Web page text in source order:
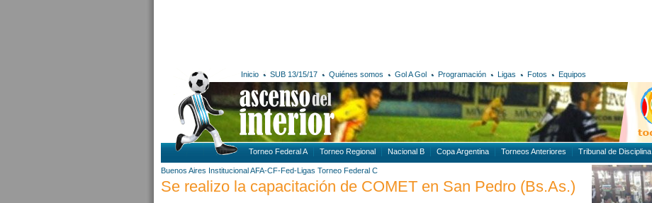
Inicio SUB 13/15/17 Quiénes somos Gol A Gol Programación Ligas Fotos Equipos
Torneo Federal A Torneo Regional Nacional B Copa Argentina Torneos Anteriores Tribunal de Disciplina
Buenos Aires Institucional AFA-CF-Fed-Ligas Torneo Federal C
Se realizo la capacitación de COMET en San Pedro (Bs.As.)